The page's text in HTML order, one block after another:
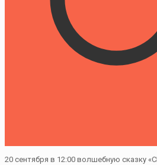
20 сентября в 12:00 волшебную сказку